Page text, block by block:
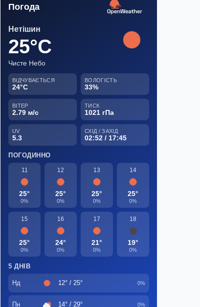
Погода
Нетішин
25°C
Чисте Небо
ВІДЧУВАЄТЬСЯ
24°C
ВОЛОГІСТЬ
33%
ВІТЕР
2.79 м/с
ТИСК
1021 гПа
UV
5.3
СХІД / ЗАХІД
02:52 / 17:45
ПОГОДИННО
11
25°
0%
12
25°
0%
13
25°
0%
14
25°
0%
15
25°
0%
16
24°
0%
17
21°
0%
18
19°
0%
5 ДНІВ
Нд 12° / 25° 0%
Пн 14° / 29° 0%